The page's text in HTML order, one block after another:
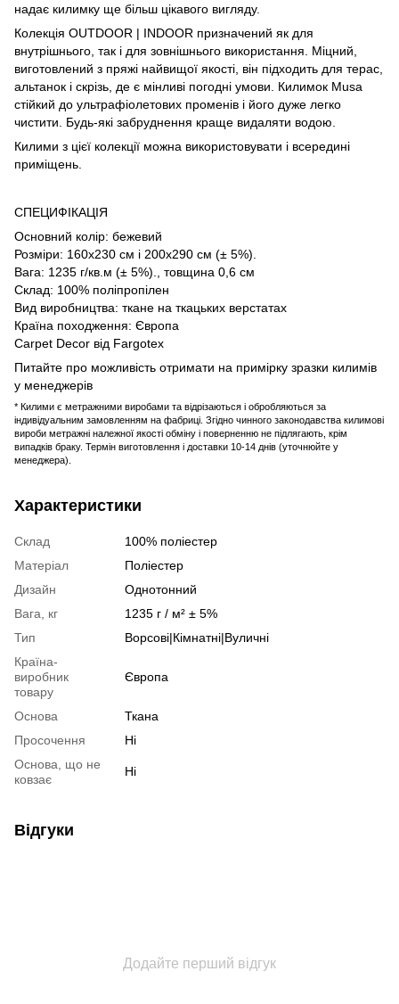
надає килимку ще більш цікавого вигляду.
Колекція OUTDOOR | INDOOR призначений як для
внутрішнього, так і для зовнішнього використання. Міцний,
виготовлений з пряжі найвищої якості, він підходить для терас,
альтанок і скрізь, де є мінливі погодні умови. Килимок Musa
стійкий до ультрафіолетових променів і його дуже легко
чистити. Будь-які забруднення краще видаляти водою.
Килими з цієї колекції можна використовувати і всередині
приміщень.
СПЕЦИФІКАЦІЯ
Основний колір: бежевий
Розміри: 160x230 см і 200x290 см (± 5%).
Вага: 1235 г/кв.м (± 5%)., товщина 0,6 см
Склад: 100% поліпропілен
Вид виробництва: ткане на ткацьких верстатах
Країна походження: Європа
Carpet Decor від Fargotex
Питайте про можливість отримати на примірку зразки килимів
у менеджерів
* Килими є метражними виробами та відрізаються і обробляються за
індивідуальним замовленням на фабриці. Згідно чинного законодавства килимові
вироби метражні належної якості обміну і поверненню не підлягають, крім
випадків браку. Термін виготовлення і доставки 10-14 днів (уточнюйте у
менеджера).
Характеристики
Склад
100% поліестер
Матеріал
Поліестер
Дизайн
Однотонний
Вага, кг
1235 г / м² ± 5%
Тип
Ворсові|Кімнатні|Вуличні
Країна-
виробник
товару
Європа
Основа
Ткана
Просочення
Ні
Основа, що не
ковзає
Ні
Відгуки
Додайте перший відгук